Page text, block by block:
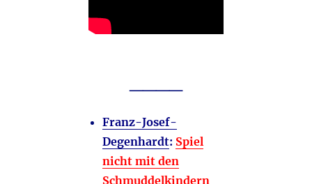
Franz-Josef-
Degenhardt: Spiel
nicht mit den
Schmuddelkindern